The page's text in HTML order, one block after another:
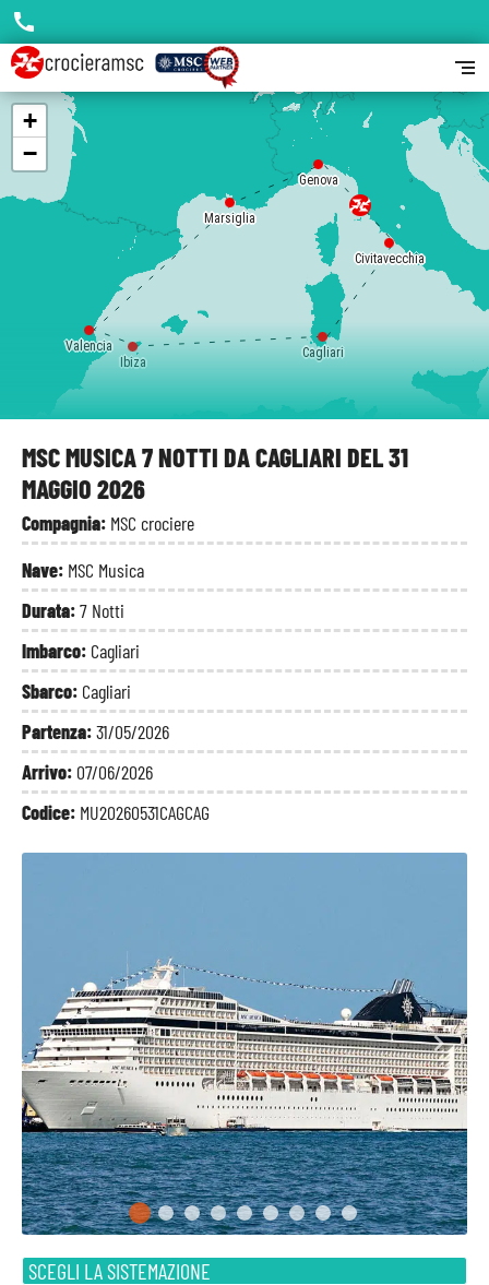
MSC MUSICA 7 NOTTI DA CAGLIARI DEL 31
MAGGIO 2026
Compagnia: MSC crociere
Nave: MSC Musica
Durata:7 Notti
Imbarco: Cagliari
Sbarco: Cagliari
Partenza:31/05/2026
Arrivo: 07/06/2026
Codice: MU20260531CAGCAG
SCEGLI LA SISTEMAZIONE
Cagliari
Civitavecchia
Genova
Marsiglia
Valencia
Ibiza
+
−
call
segment